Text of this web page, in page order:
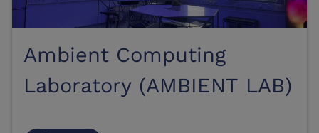
Ambient Computing
Laboratory (AMBIENT LAB)